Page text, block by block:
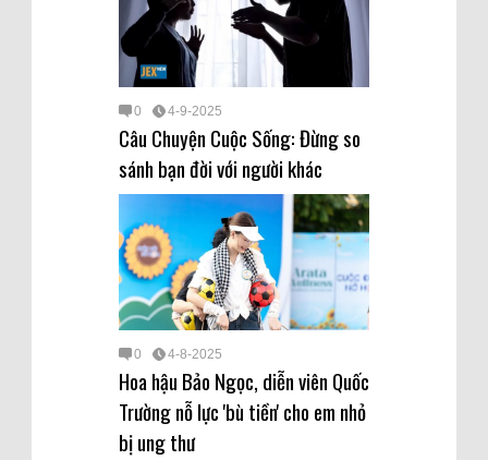
0 4-9-2025
Câu Chuyện Cuộc Sống: Đừng so
sánh bạn đời với người khác
0 4-8-2025
Hoa hậu Bảo Ngọc, diễn viên Quốc
Trường nỗ lực 'bù tiền' cho em nhỏ
bị ung thư